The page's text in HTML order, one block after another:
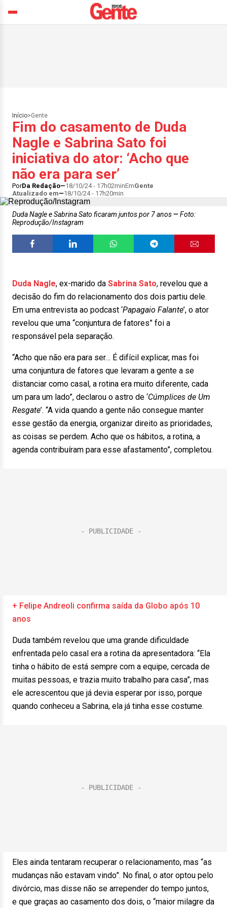
Início>Gente
Fim do casamento de Duda
Nagle e Sabrina Sato foi
iniciativa do ator: ‘Acho que
não era para ser’
PorDa Redação 18/10/24 - 17h02minEmGente
Atualizado em
18/10/24 - 17h20min
Duda Nagle e Sabrina Sato ficaram juntos por 7 anos
Foto:
Reprodução/Instagram
Duda Nagle, ex-marido da Sabrina Sato, revelou que a
decisão do fim do relacionamento dos dois partiu dele.
Em uma entrevista ao podcast ‘Papagaio Falante’, o ator
revelou que uma “conjuntura de fatores” foi a
responsável pela separação.
“Acho que não era para ser… É difícil explicar, mas foi
uma conjuntura de fatores que levaram a gente a se
distanciar como casal, a rotina era muito diferente, cada
um para um lado”, declarou o astro de ‘Cúmplices de Um
Resgate’. “A vida quando a gente não consegue manter
esse gestão da energia, organizar direito as prioridades,
as coisas se perdem. Acho que os hábitos, a rotina, a
agenda contribuíram para esse afastamento”, completou.
+ Felipe Andreoli confirma saída da Globo após 10
anos
Duda também revelou que uma grande dificuldade
enfrentada pelo casal era a rotina da apresentadora: “Ela
tinha o hábito de está sempre com a equipe, cercada de
muitas pessoas, e trazia muito trabalho para casa”, mas
ele acrescentou que já devia esperar por isso, porque
quando conheceu a Sabrina, ela já tinha esse costume.
Eles ainda tentaram recuperar o relacionamento, mas “as
mudanças não estavam vindo”. No final, o ator optou pelo
divórcio, mas disse não se arrepender do tempo juntos,
e que graças ao casamento dos dois, o “maior milagre da